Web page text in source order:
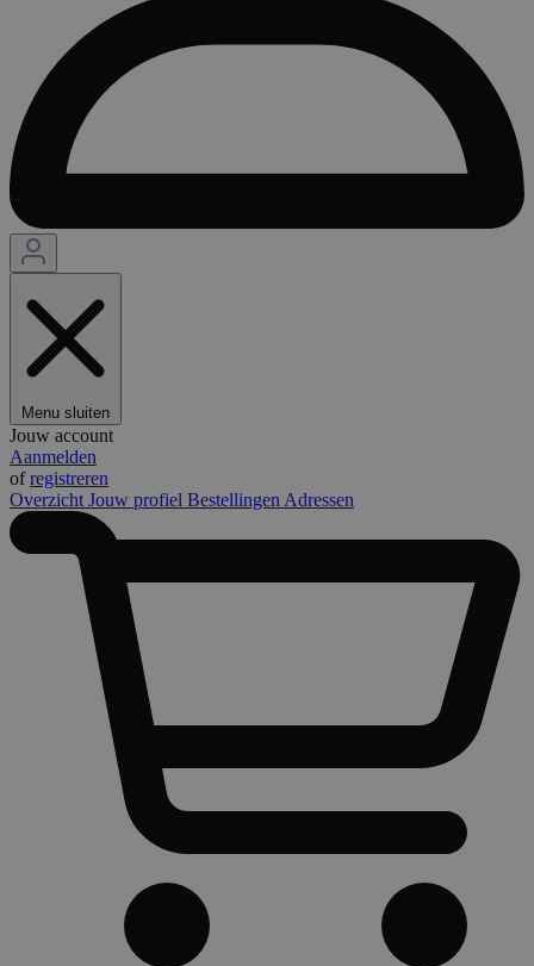
Menu sluiten
Jouw account
Aanmelden
ofregistreren
Overzicht Jouw profiel Bestellingen Adressen